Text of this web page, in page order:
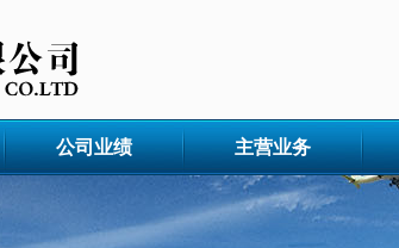
公司业绩 主营业务